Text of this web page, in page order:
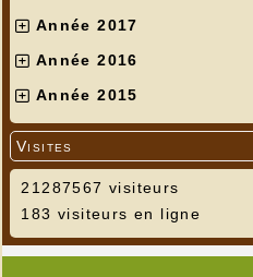
Année 2017
Année 2016
Année 2015
Visites
21287567 visiteurs
183 visiteurs en ligne